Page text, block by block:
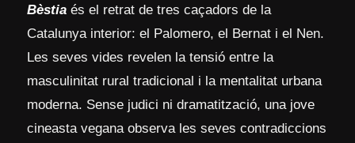
Bèstiaés el retrat de tres caçadors de la
Catalunya interior: el Palomero, el Bernat i el Nen.
Les seves vides revelen la tensió entre la
masculinitat rural tradicional i la mentalitat urbana
moderna. Sense judici ni dramatització, una jove
cineasta vegana observa les seves contradiccions